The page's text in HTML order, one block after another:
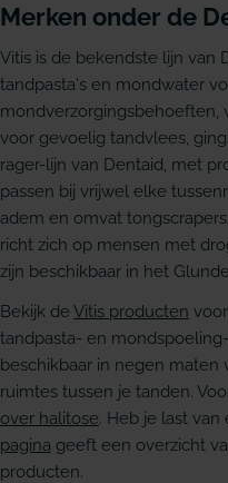
Merken onder de
Vitis is de bekendste lijn van
tandpasta's en mondwater
mondverzorgingsbehoeften,
voor gevoelig tandvlees,
rager-lijn van Dentaid, met
passen bij vrijwel elke
adem en omvat
richt zich op mensen met
zijn beschikbaar in het
Bekijk de Vitis producten
tandpasta- en
beschikbaar in negen maten
ruimtes tussen je tanden.
over halitose. Heb je last
pagina geeft een overzicht
producten.